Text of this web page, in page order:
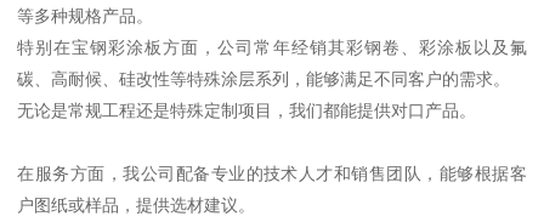
等多种规格产品。
特别在宝钢彩涂板方面，公司常年经销其彩钢卷、彩涂板以及氟
碳、高耐候、硅改性等特殊涂层系列，能够满足不同客户的需求。
无论是常规工程还是特殊定制项目，我们都能提供对口产品。
在服务方面，我公司配备专业的技术人才和销售团队，能够根据客
户图纸或样品，提供选材建议。